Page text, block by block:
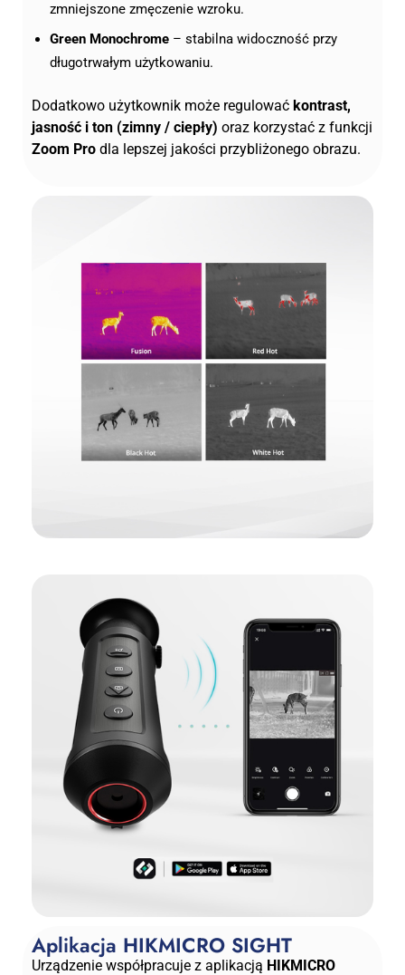
zmniejszone zmęczenie wzroku.
Green Monochrome – stabilna widoczność przy
długotrwałym użytkowaniu.
Dodatkowo użytkownik może regulować kontrast,
jasność i ton (zimny / ciepły) oraz korzystać z funkcji
Zoom Pro dla lepszej jakości przybliżonego obrazu.
Aplikacja HIKMICRO SIGHT
Urządzenie współpracuje z aplikacją HIKMICRO